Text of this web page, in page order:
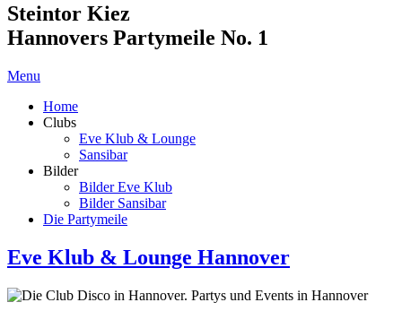
Steintor Kiez
Hannovers Partymeile No. 1
Menu
Home
Clubs
Eve Klub & Lounge
Sansibar
Bilder
Bilder Eve Klub
Bilder Sansibar
Die Partymeile
Eve Klub & Lounge Hannover